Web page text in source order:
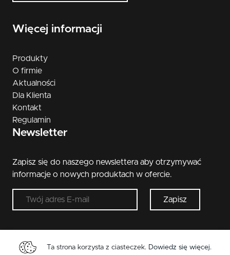
Więcej informacji
Produkty
O firmie
Aktualności
Dla Klienta
Kontakt
Regulamin
Newsletter
Zapisz się do naszego newslettera aby otrzymywać
informacje o nowych produktach w ofercie.
Zapisz
Ta strona korzysta z ciasteczek. Dowiedz się więcej.